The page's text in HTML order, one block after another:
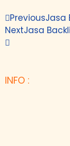
PreviousJasa
NextJasa
INFO :